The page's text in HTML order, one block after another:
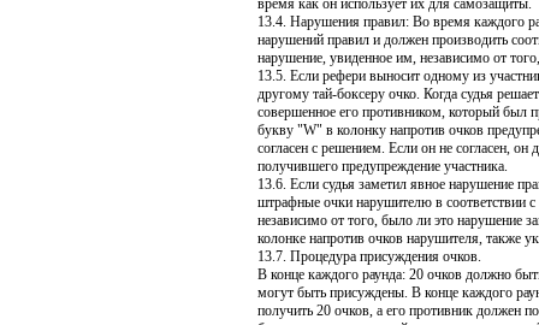
время как он использует их для самозащиты.
13.4. Нарушения правил: Во время каждого
нарушений правил и должен производить
нарушение, увиденное им, независимо от
13.5. Если рефери выносит одному из
другому тай-боксеру очко. Когда судья
совершенное его противником, который был
букву "W" в колонку напротив очков
согласен с решением. Если он не согласен,
получившего предупреждение участника.
13.6. Если судья заметил явное нарушение
штрафные очки нарушителю в соответствии
независимо от того, было ли это нарушение
колонке напротив очков нарушителя, также
13.7. Процедура присуждения очков.
В конце каждого раунда: 20 очков должно
могут быть присуждены. В конце каждого
получить 20 очков, а его противник должен